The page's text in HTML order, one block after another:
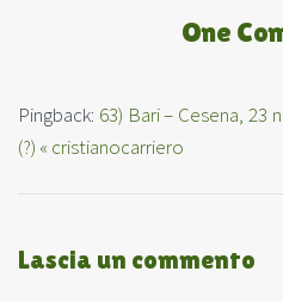
One
Pingback: 63) Bari – Cesena, 23
(?) « cristianocarriero
Lascia un commento